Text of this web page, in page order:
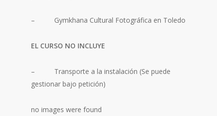
– Gymkhana Cultural Fotográfica en Toledo
EL CURSO NO INCLUYE
– Transporte a la instalación (Se puede
gestionar bajo petición)
no images were found